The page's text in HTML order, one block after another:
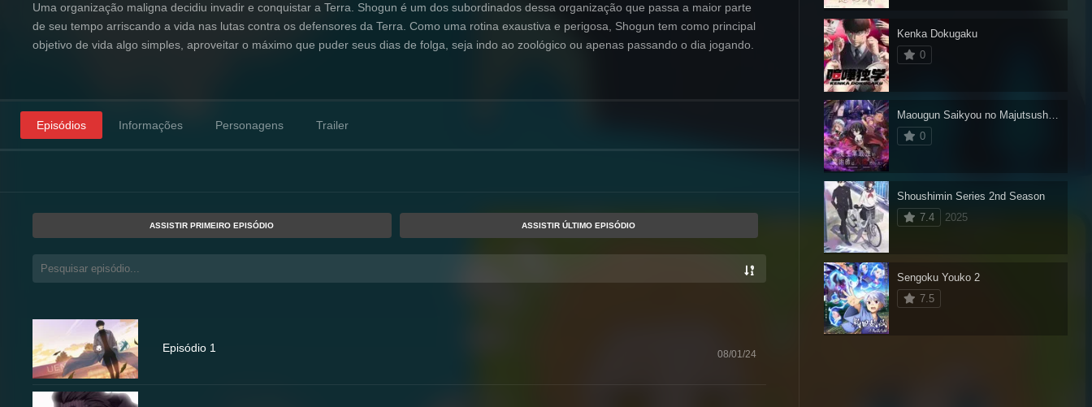
Uma organização maligna decidiu invadir e conquistar a Terra. Shogun é um dos subordinados dessa organização que passa a maior parte
de seu tempo arriscando a vida nas lutas contra os defensores da Terra. Como uma rotina exaustiva e perigosa, Shogun tem como principal
objetivo de vida algo simples, aproveitar o máximo que puder seus dias de folga, seja indo ao zoológico ou apenas passando o dia jogando.
Episódios Informações Personagens Trailer
ASSISTIR PRIMEIRO EPISÓDIO ASSISTIR ÚLTIMO EPISÓDIO
Episódio 1 08/01/24
Kenka Dokugaku
0
Maougun Saikyou no Majutsushi wa Ningen datta
0
Shoushimin Series 2nd Season
7.4
2025
Sengoku Youko 2
7.5